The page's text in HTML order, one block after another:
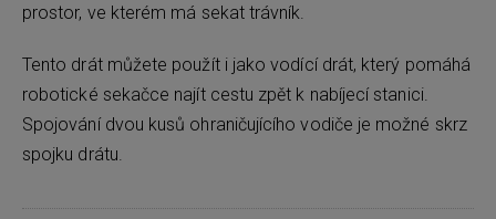
prostor, ve kterém má sekat trávník.
Tento drát můžete použít i jako vodící drát, který pomáhá
robotické sekačce najít cestu zpět k nabíjecí stanici.
Spojování dvou kusů ohraničujícího vodiče je možné skrz
spojku drátu.